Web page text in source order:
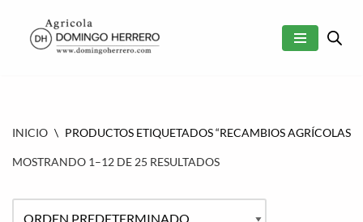
SALTAR
INICIO \ PRODUCTOS ETIQUETADOS “RECAMBIOS AGRÍCOLAS”
MOSTRANDO 1–12 DE 25 RESULTADOS